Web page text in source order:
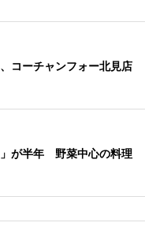
コーチャンフォー北見店
が半年 野菜中心の料理